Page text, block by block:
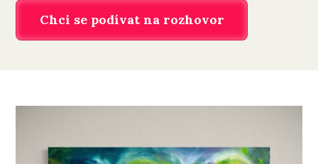
Chci se podívat na rozhovor